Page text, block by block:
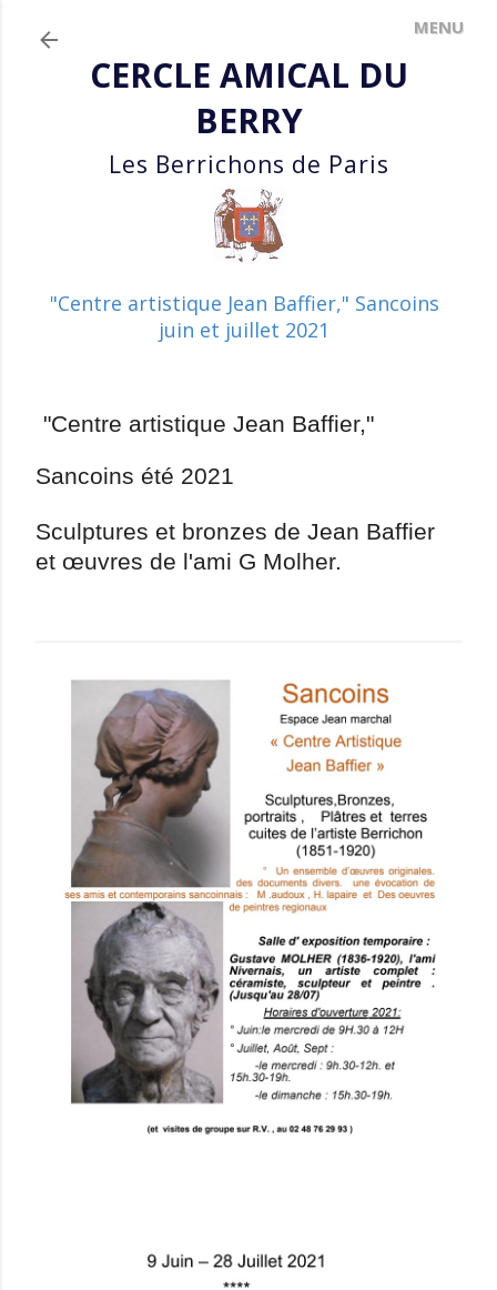
CERCLE AMICAL DU
BERRY
Les Berrichons de Paris
"Centre artistique Jean Baffier," Sancoins
juin et juillet 2021
"Centre artistique Jean Baffier,"
Sancoins été 2021
Sculptures et bronzes de Jean Baffier
et œuvres de l'ami G Molher.